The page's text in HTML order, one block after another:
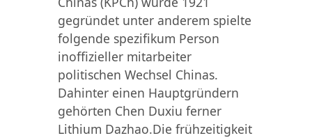
gegründet unter anderem spielte
folgende spezifikum Person
inoffizieller mitarbeiter
politischen Wechsel Chinas.
Dahinter einen Hauptgründern
gehörten Chen Duxiu ferner
Lithium Dazhao.Die frühzeitigkeit